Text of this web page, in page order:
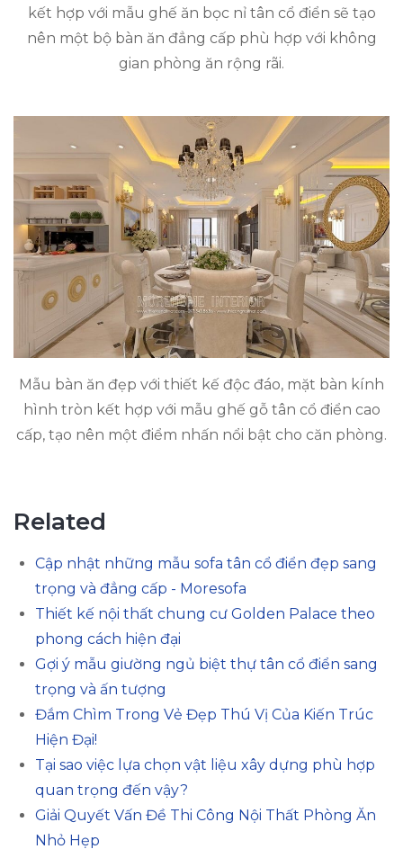
kết hợp với mẫu ghế ăn bọc nỉ tân cổ điển sẽ tạo
nên một bộ bàn ăn đẳng cấp phù hợp với không
gian phòng ăn rộng rãi.
Mẫu bàn ăn đẹp với thiết kế độc đáo, mặt bàn kính
hình tròn kết hợp với mẫu ghế gỗ tân cổ điển cao
cấp, tạo nên một điểm nhấn nổi bật cho căn phòng.
Related
Cập nhật những mẫu sofa tân cổ điển đẹp sang
trọng và đẳng cấp - Moresofa
Thiết kế nội thất chung cư Golden Palace theo
phong cách hiện đại
Gợi ý mẫu giường ngủ biệt thự tân cổ điển sang
trọng và ấn tượng
Đắm Chìm Trong Vẻ Đẹp Thú Vị Của Kiến Trúc
Hiện Đại!
Tại sao việc lựa chọn vật liệu xây dựng phù hợp
quan trọng đến vậy?
Giải Quyết Vấn Đề Thi Công Nội Thất Phòng Ăn
Nhỏ Hẹp